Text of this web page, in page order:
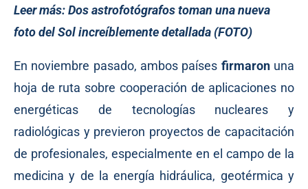
Leer más:Dos astrofotógrafos toman una nueva
foto del Sol increíblemente detallada (FOTO)
En noviembre pasado, ambos países firmaronuna
hoja de ruta sobre cooperación de aplicaciones no
energéticas de tecnologías nucleares y
radiológicas y previeron proyectos de capacitación
de profesionales, especialmente en el campo de la
medicina y de la energía hidráulica, geotérmica y